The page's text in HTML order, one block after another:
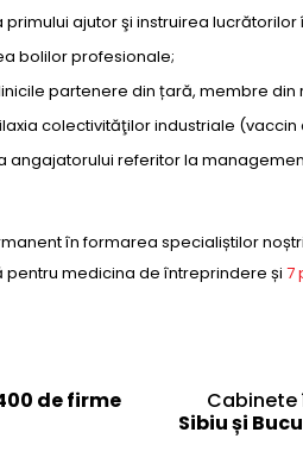
ajutor şi instruirea lucrătorilor
bolilor profesionale;
partenere din țară, membre din
colectivităţilor industriale (vaccin
angajatorului referitor la
în formarea specialiștilor
medicina de întreprindere și 7
de firme
Cabinete
Sibiu și